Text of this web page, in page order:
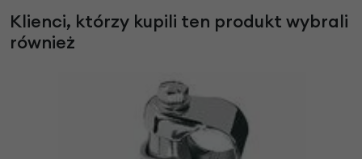
Klienci, którzy kupili ten produkt wybrali
również